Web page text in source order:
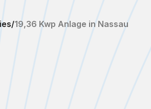
/19,36 Kwp Anlage in Nassau